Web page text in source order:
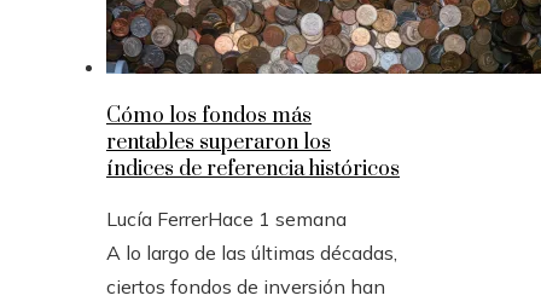
Cómo los fondos más
rentables superaron los
índices de referencia históricos
Lucía FerrerHace 1 semana
A lo largo de las últimas décadas,
ciertos fondos de inversión han